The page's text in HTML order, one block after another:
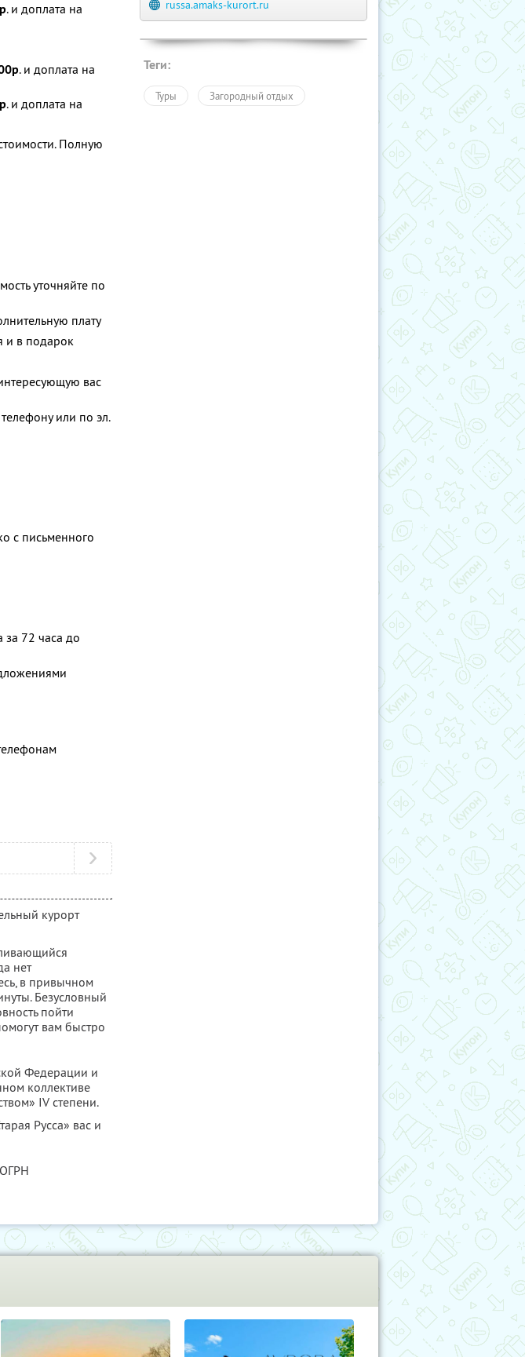
. и доплата на
. и доплата на
. и доплата на
Полную
уточняйте по
плату
и в подарок
вас
или по эл.
с письменного
за 72 часа до
курорт
нет
в привычном
Безусловный
пойти
вам быстро
Федерации и
коллективе
IV степени.
Русса» вас и
russa.amaks-kurort.ru
Теги:
Туры Загородный отдых